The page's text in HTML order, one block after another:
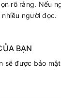
rõ ràng. Nếu
nhiều người đọc.
BẠN
sẽ được bảo